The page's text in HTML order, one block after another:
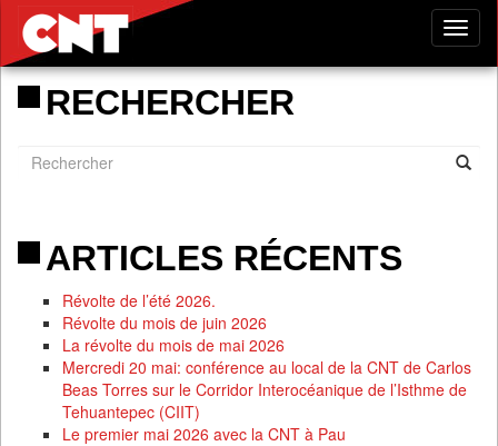
RECHERCHER
ARTICLES RÉCENTS
Révolte de l’été 2026.
Révolte du mois de juin 2026
La révolte du mois de mai 2026
Mercredi 20 mai: conférence au local de la CNT de Carlos
Beas Torres sur le Corridor Interocéanique de l’Isthme de
Tehuantepec (CIIT)
Le premier mai 2026 avec la CNT à Pau